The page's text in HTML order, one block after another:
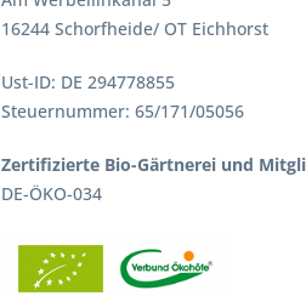
16244 Schorfheide/ OT Eichhorst
Ust-ID: DE 294778855
Steuernummer: 65/171/05056
Zertifizierte Bio-Gärtnerei und
DE-ÖKO-034